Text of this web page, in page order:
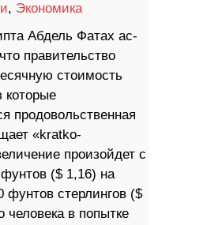
, Экономика
Абдель Фатах ас-
правительство
стоимость
которые
продовольственная
«kratko-
произойдет с
фунтов ($ 1,16) на
фунтов стерлингов ($
человека в попытке